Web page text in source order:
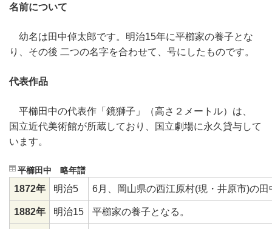
名前について
幼名は田中倬太郎です。明治15年に平櫛家の養子とな
り、その後 二つの名字を合わせて、号にしたものです。
代表作品
平櫛田中の代表作「鏡獅子」（高さ２メートル）は、
国立近代美術館が所蔵しており、国立劇場に永久貸与して
います。
平櫛田中 略年譜
1872年 明治5 6月、岡山県の西江原村(現・井原市)の
1882年 明治15 平櫛家の養子となる。